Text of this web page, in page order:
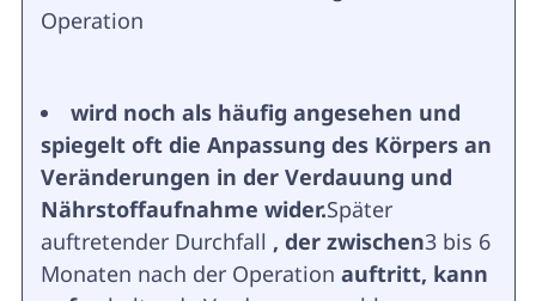
Operation
wird noch als häufig angesehen und
spiegelt oft die Anpassung des Körpers an
Veränderungen in der Verdauung und
Nährstoffaufnahme wider.Später
auftretender Durchfall , der zwischen3 bis 6
Monaten nach der Operation auftritt, kann